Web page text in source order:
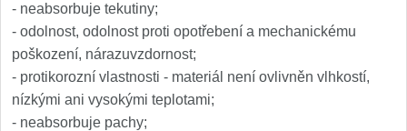
- neabsorbuje tekutiny;
- odolnost, odolnost proti opotřebení a mechanickému
poškození, nárazuvzdornost;
- protikorozní vlastnosti - materiál není ovlivněn vlhkostí,
nízkými ani vysokými teplotami;
- neabsorbuje pachy;